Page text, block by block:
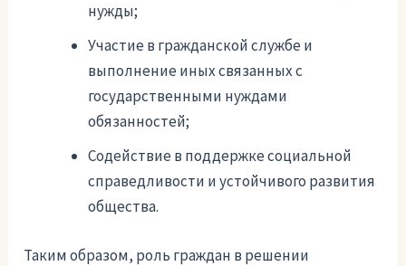
нужды;
Участие в гражданской службе и
выполнение иных связанных с
государственными нуждами
обязанностей;
Содействие в поддержке социальной
справедливости и устойчивого развития
общества.
Таким образом, роль граждан в решении